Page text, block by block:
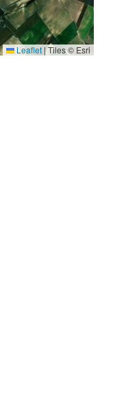
Leaflet |Tiles © Esri